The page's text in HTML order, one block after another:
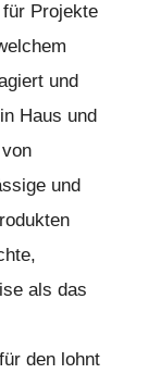
Projekte
und
Haus und
und
als das
den lohnt